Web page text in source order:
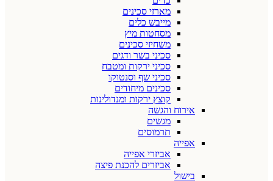
מארזי סכינים
מייבש כלים
מסחטות מיץ
משחיזי סכינים
סכיני בשר ודגים
סכיני ירקות ומטבח
סכיני שף וסנטוקו
סכינים מיחודים
קוצץ ירקות ומנדולינות
אירוח והגשה
מגשים
תרמוסים
אפייה
אביזרי אפייה
אביזרים להכנת פיצה
בישול